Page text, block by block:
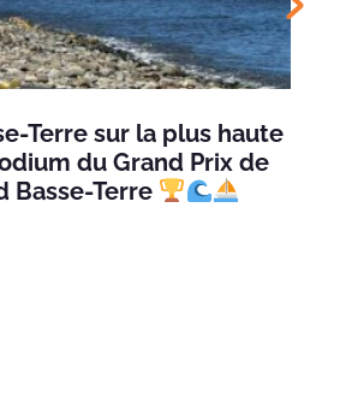
Terre sur la plus haute
du Grand Prix de
Basse-Terre